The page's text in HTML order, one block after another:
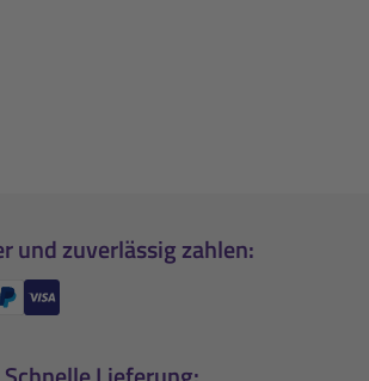
und zuverlässig zahlen: